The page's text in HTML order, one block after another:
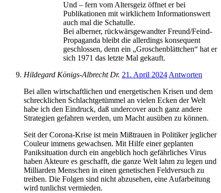
Und – fern vom Altersgeiz öffnet er bei
Publikationen mit wirklichem Informationswert
auch mal die Schatulle.
Bei alberner, rückwärsgewandter Freund/Feind-
Propaganda bleibt die allerdings konsequent
geschlossen, denn ein „Groschenblättchen“ hat er
sich 1971 das letzte Mal gekauft.
Hildegard Königs-Albrecht Dr. 21. April 2024Antworten
Bei allen wirtschaftlichen und energetischen Krisen und dem
schrecklichen Schlachtgetümmel an vielen Ecken der Welt
habe ich den Eindruck, daß undercover auch ganz andere
Strategien gefahren werden, um Macht ausüben zu können.
Seit der Corona-Krise ist mein Mißtrauen in Politiker jeglicher
Couleur immens gewachsen. Mit Hilfe einer geplanten
Paniksituation durch ein angeblich hoch gefährliches Virus
haben Akteure es geschafft, die ganze Welt lahm zu legen und
Milliarden Menschen in einen genetischen Feldversuch zu
treiben. Die Folgen sind nicht abzusehen, eine Aufarbeitung
wird tunlichst vermieden.